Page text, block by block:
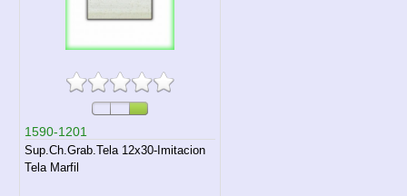
1590-1201
Sup.Ch.Grab.Tela 12x30-Imitacion
Tela Marfil